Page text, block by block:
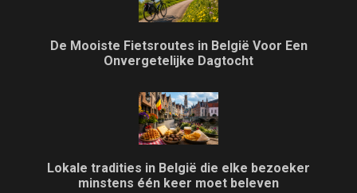
De Mooiste Fietsroutes in België Voor Een
Onvergetelijke Dagtocht
Lokale tradities in België die elke bezoeker
minstens één keer moet beleven